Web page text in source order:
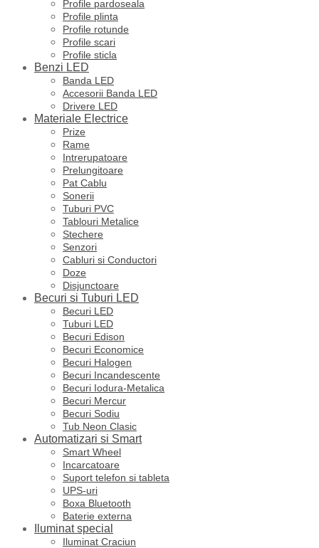
Profile pardoseala
Profile plinta
Profile rotunde
Profile scari
Profile sticla
Benzi LED
Banda LED
Accesorii Banda LED
Drivere LED
Materiale Electrice
Prize
Rame
Intrerupatoare
Prelungitoare
Pat Cablu
Sonerii
Tuburi PVC
Tablouri Metalice
Stechere
Senzori
Cabluri si Conductori
Doze
Disjunctoare
Becuri si Tuburi LED
Becuri LED
Tuburi LED
Becuri Edison
Becuri Economice
Becuri Halogen
Becuri Incandescente
Becuri Iodura-Metalica
Becuri Mercur
Becuri Sodiu
Tub Neon Clasic
Automatizari si Smart
Smart Wheel
Incarcatoare
Suport telefon si tableta
UPS-uri
Boxa Bluetooth
Baterie externa
Iluminat special
Iluminat Craciun